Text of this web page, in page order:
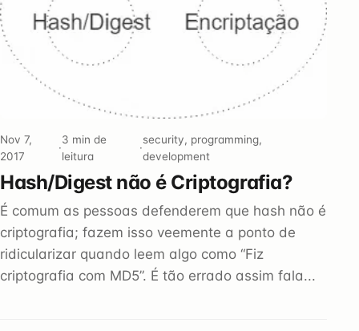
Nov 7,
2017
·
3 min de
leitura
·
security, programming,
development
Hash/Digest não é Criptografia?
É comum as pessoas defenderem que hash não é
criptografia; fazem isso veemente a ponto de
ridicularizar quando leem algo como “Fiz
criptografia com MD5”. É tão errado assim fala...